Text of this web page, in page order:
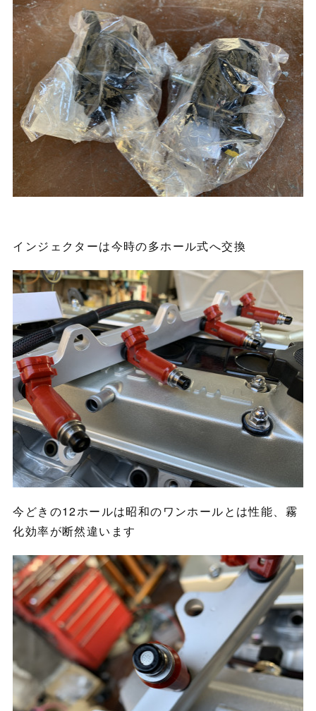
インジェクターは今時の多ホール式へ交換
今どきの12ホールは昭和のワンホールとは性能、霧
化効率が断然違います